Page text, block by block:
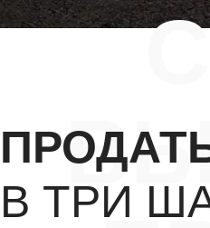
В ТРИ